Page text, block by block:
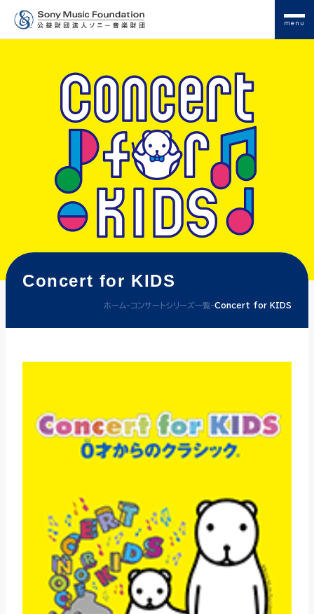
menu
Concert for KIDS
ホーム-コンサートシリーズ一覧-Concert for KIDS